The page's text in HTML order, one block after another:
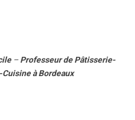
–Professeur de Pâtisserie-
Cuisine à Bordeaux